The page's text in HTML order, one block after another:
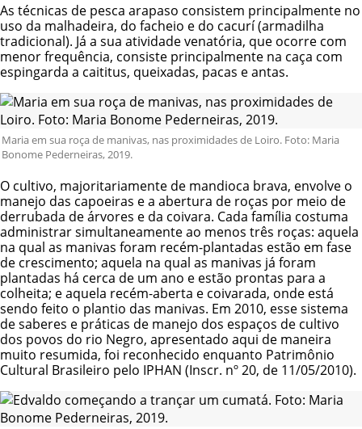
As técnicas de pesca arapaso consistem principalmente no
uso da malhadeira, do facheio e do cacurí (armadilha
tradicional). Já a sua atividade venatória, que ocorre com
menor frequência, consiste principalmente na caça com
espingarda a caititus, queixadas, pacas e antas.
Maria em sua roça de manivas, nas proximidades de Loiro. Foto: Maria
Bonome Pederneiras, 2019.
O cultivo, majoritariamente de mandioca brava, envolve o
manejo das capoeiras e a abertura de roças por meio de
derrubada de árvores e da coivara. Cada família costuma
administrar simultaneamente ao menos três roças: aquela
na qual as manivas foram recém-plantadas estão em fase
de crescimento; aquela na qual as manivas já foram
plantadas há cerca de um ano e estão prontas para a
colheita; e aquela recém-aberta e coivarada, onde está
sendo feito o plantio das manivas. Em 2010, esse sistema
de saberes e práticas de manejo dos espaços de cultivo
dos povos do rio Negro, apresentado aqui de maneira
muito resumida, foi reconhecido enquanto Patrimônio
Cultural Brasileiro pelo IPHAN (Inscr. nº 20, de 11/05/2010).